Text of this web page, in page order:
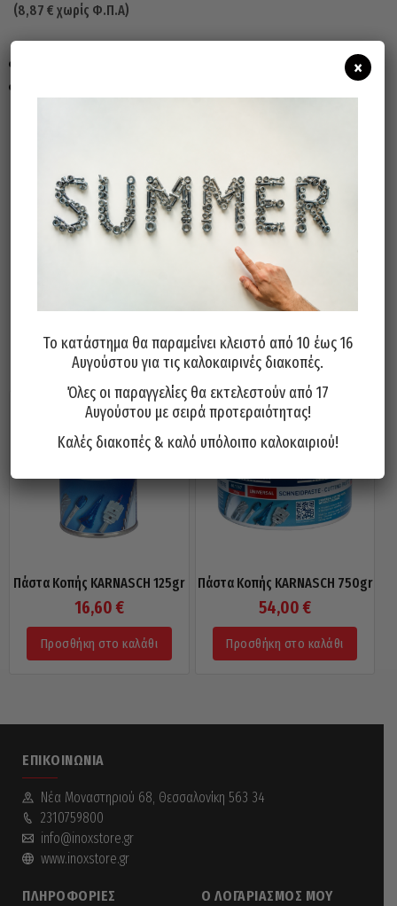
(8,87 € χωρίς Φ.Π.Α)
Διαθεσιμότητα: Άμεσα διαθέσιμο
Προσθήκη Στο Καλάθι
Μπορεί επίσης να σας αρέσει…
Πάστα Κοπής KARNASCH 125gr
16,60 €
Προσθήκη στο καλάθι
Πάστα Κοπής KARNASCH 750gr
54,00 €
Προσθήκη στο καλάθι
ΕΠΙΚΟΙΝΩΝΊΑ
Νέα Mοναστηριού 68, Θεσσαλονίκη 563 34
2310759800
info@inoxstore.gr
www.inoxstore.gr
ΠΛΗΡΟΦΟΡΊΕΣ Ο ΛΟΓΑΡΙΑΣΜΌΣ ΜΟΥ
Το κατάστημα θα παραμείνει κλειστό από 10 έως 16
Αυγούστου για τις καλοκαιρινές διακοπές.
Όλες οι παραγγελίες θα εκτελεστούν από 17
Αυγούστου με σειρά προτεραιότητας!
Καλές διακοπές & καλό υπόλοιπο καλοκαιριού!
×